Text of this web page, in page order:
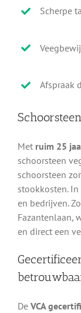
Scherpe
Afspraak
Met ruim 25
schoorsteen
schoorsteen
stookkosten.
en bedrijven.
Fazantenlaan,
en direct een
De VCA